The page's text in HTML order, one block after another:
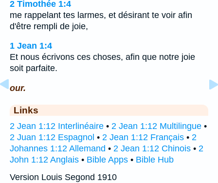
2 Timothée 1:4
me rappelant tes larmes, et désirant te voir afin
d'être rempli de joie,
1 Jean 1:4
Et nous écrivons ces choses, afin que notre joie
soit parfaite.
our.
Links
2 Jean 1:12 Interlinéaire • 2 Jean 1:12 Multilingue •
2 Juan 1:12 Espagnol • 2 Jean 1:12 Français • 2
Johannes 1:12 Allemand • 2 Jean 1:12 Chinois • 2
John 1:12 Anglais • Bible Apps • Bible Hub
Version Louis Segond 1910